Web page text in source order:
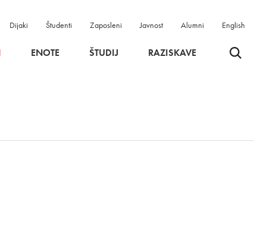
Dijaki Študenti Zaposleni Javnost Alumni English
ENOTE ŠTUDIJ RAZISKAVE Odpri